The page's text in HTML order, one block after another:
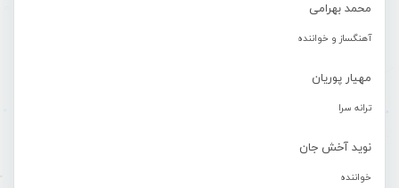
محمد بهرامی
آهنگساز و خواننده
مهیار پوریان
ترانه سرا
نوید آخش جان
خواننده